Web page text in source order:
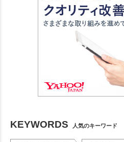
KEYWORDS 人気のキーワード